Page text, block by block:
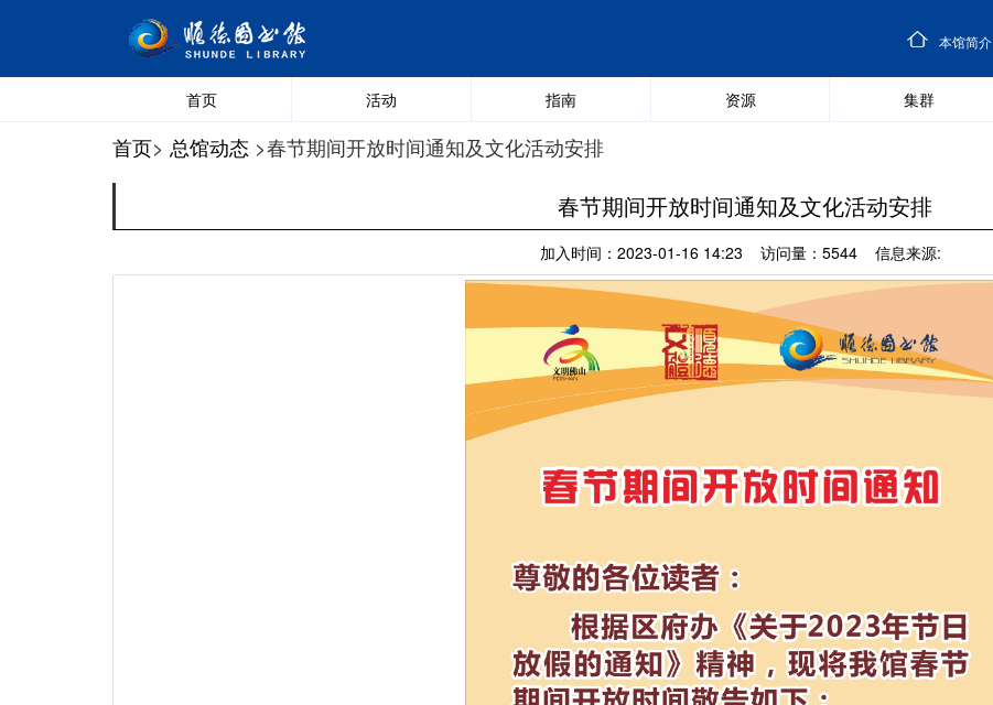
本馆简介
首页 活动 指南 资源 集群
首页> 总馆动态 >春节期间开放时间通知及文化活动安排
春节期间开放时间通知及文化活动安排
加入时间：2023-01-16 14:23 访问量：5544 信息来源: